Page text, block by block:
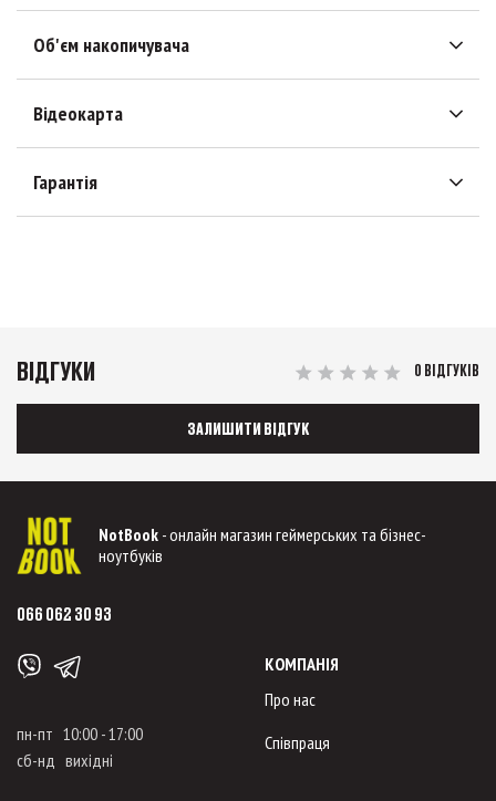
Об'єм накопичувача
Відеокарта
Гарантія
ВІДГУКИ 0 ВІДГУКІВ
ЗАЛИШИТИ ВІДГУК
NotBook - онлайн магазин геймерських та бізнес-
ноутбуків
066 062 30 93
пн-пт 10:00 - 17:00
сб-нд вихідні
КОМПАНІЯ
Про нас
Співпраця